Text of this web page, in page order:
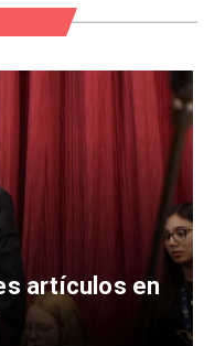
artículos en